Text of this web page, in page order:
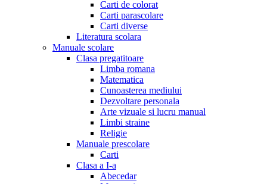
Carti de colorat
Carti parascolare
Carti diverse
Literatura scolara
Manuale scolare
Clasa pregatitoare
Limba romana
Matematica
Cunoasterea mediului
Dezvoltare personala
Arte vizuale si lucru manual
Limbi straine
Religie
Manuale prescolare
Carti
Clasa a I-a
Abecedar